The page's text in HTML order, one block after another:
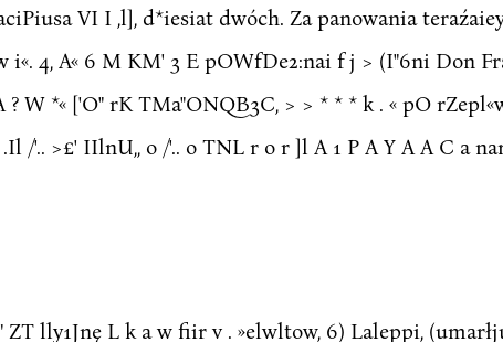
VI I ,l], d*iesiat dwóch. Za panowania
i«. 4, A« 6 M KM' 3 E pOWfDe2:nai f j > (I"6ni Don
W *« ['O" rK TMa"ONQB3C, > > * * * k . « pO
/'.. >£' IIlnU,, o /'.. o TNL r o r ]l A 1 P A Y A A C a
ZT lly1Jnę L k a w fiir v . »elwltow, 6) Laleppi,